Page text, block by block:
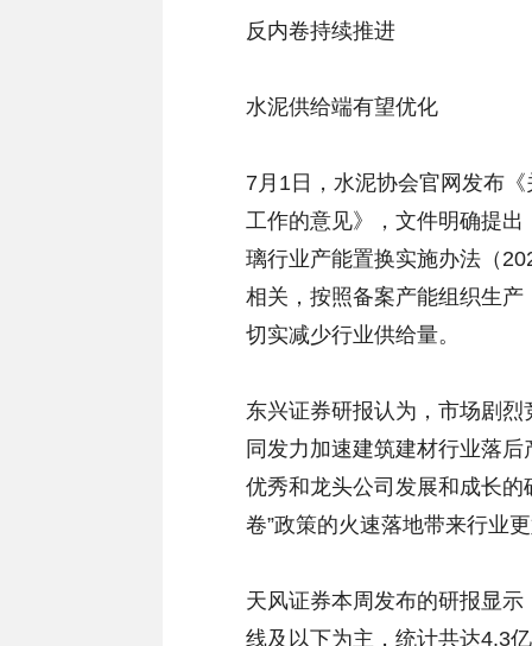
反内卷持续推进
水泥供给端有望优化
7月1日，水泥协会官网发布《
工作的意见》，文件明确提
璃行业产能置换实施办法（
相关，按照备案产能组织生
切实减少行业供给量。
东兴证券研报认为，市场剧烈
同发力加速建筑建材行业落
优秀和龙头公司发展和成长
卷”政策的火速落地带来行业
天风证券本周发布的研报显
线及以下为主，统计共达4.3